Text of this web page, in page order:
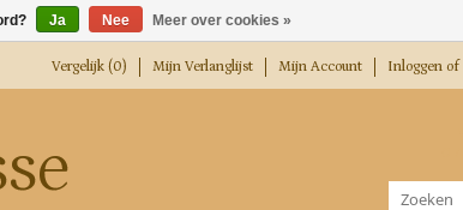
Vergelijk (0) Mijn Verlanglijst Mijn Account Inloggen of
Ja Nee Meer over cookies »